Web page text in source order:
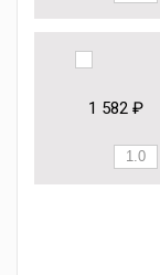
1 582 ₽